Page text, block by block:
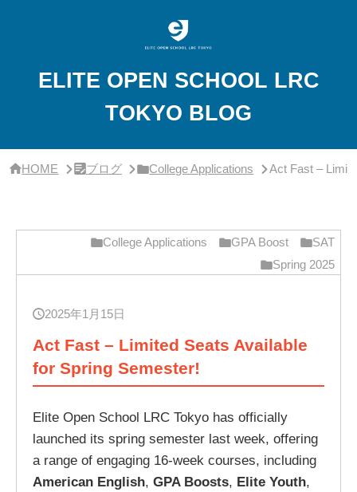
概
ELITE OPEN SCHOOL LRC
TOKYO BLOG
HOME ブログ College Applications Act Fast –
College Applications GPA Boost
SAT
Spring 2025
2025年1月15日
Act Fast – Limited Seats Available
for Spring Semester!
Elite Open School LRC Tokyo has officially
launched its spring semester last week, offering
a range of engaging 16-week courses, including
American English, GPA Boosts, Elite Youth,